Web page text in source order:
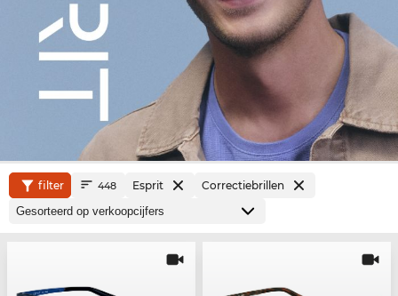
filter 448 Esprit Correctiebrillen